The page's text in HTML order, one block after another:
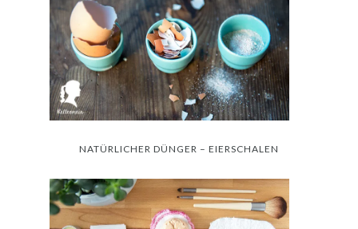
NATÜRLICHER DÜNGER – EIERSCHALEN